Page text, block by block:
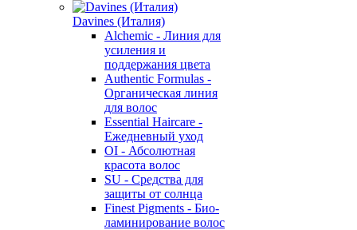
Davines (Италия)
Alchemic - Линия для
усиления и
поддержания цвета
Authentic Formulas -
Органическая линия
для волос
Essential Haircare -
Eжедневный уход
OI - Абсолютная
красота волос
SU - Средства для
защиты от солнца
Finest Pigments - Био-
ламинирование волос